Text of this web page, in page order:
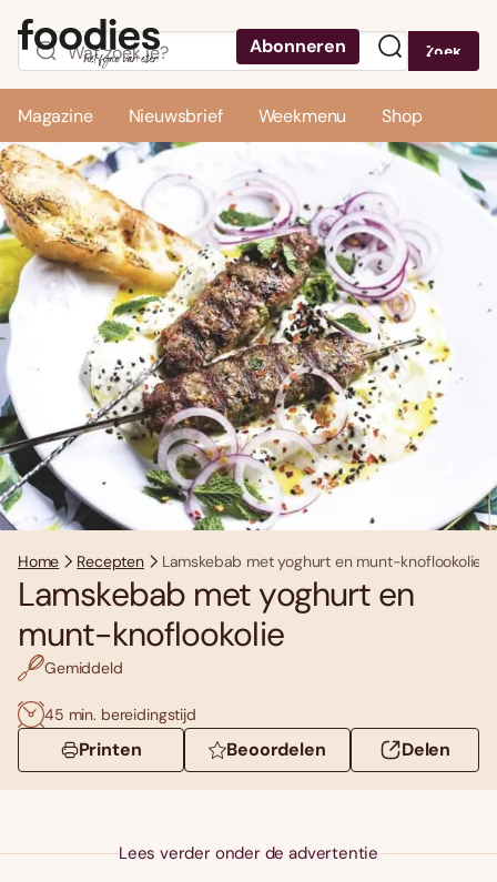
Abonneren Zoek
Magazine Nieuwsbrief Weekmenu Shop
Home Recepten Lamskebab met yoghurt en munt-knoflookolie
Lamskebab met yoghurt en
munt-knoflookolie
Gemiddeld
45 min. bereidingstijd
Printen Beoordelen Delen
Lees verder onder de advertentie